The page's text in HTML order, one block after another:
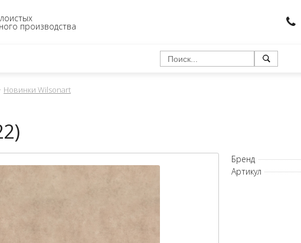
производства
Новинки Wilsonart
Бренд
Артикул